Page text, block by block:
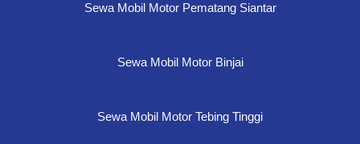
Sewa Mobil Motor Pematang Siantar
Sewa Mobil Motor Binjai
Sewa Mobil Motor Tebing Tinggi